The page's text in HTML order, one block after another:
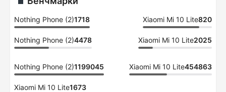
Nothing Phone (2)1718 Xiaomi Mi 10 Lite820
Nothing Phone (2)4478 Xiaomi Mi 10 Lite2025
Nothing Phone (2)1199045 Xiaomi Mi 10 Lite454863
Xiaomi Mi 10 Lite1673